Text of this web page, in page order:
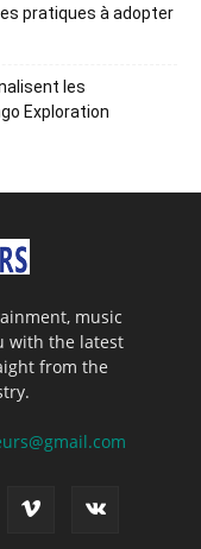
pratiques à adopter
les
Exploration
music
with the latest
from the